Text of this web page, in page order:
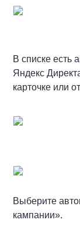
В списке есть
Яндекс
карточке или
Выберите
кампании».